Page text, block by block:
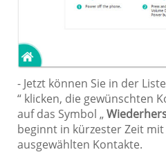
- Jetzt können Sie in der
“ klicken, die gewünschten
auf das Symbol „
beginnt in kürzester Zeit
ausgewählten Kontakte.